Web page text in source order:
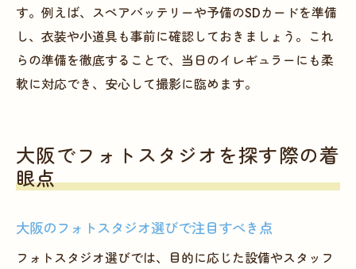
す。例えば、スペアバッテリーや予備のSDカードを準備
し、衣装や小道具も事前に確認しておきましょう。これ
らの準備を徹底することで、当日のイレギュラーにも柔
軟に対応でき、安心して撮影に臨めます。
大阪でフォトスタジオを探す際の着
眼点
大阪のフォトスタジオ選びで注目すべき点
フォトスタジオ選びでは、目的に応じた設備やスタッフ